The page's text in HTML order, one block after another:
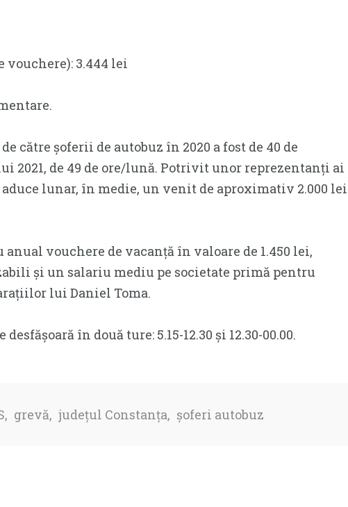
3.444 lei
către șoferii de autobuz în 2020 a fost de 40 de
2021, de 49 de ore/lună. Potrivit unor reprezentanți ai
lunar, în medie, un venit de aproximativ 2.000 lei
anual vouchere de vacanță în valoare de 1.450 lei,
și un salariu mediu pe societate primă pentru
lui Daniel Toma.
în două ture: 5.15-12.30 și 12.30-00.00.
, grevă, județul Constanța, șoferi autobuz